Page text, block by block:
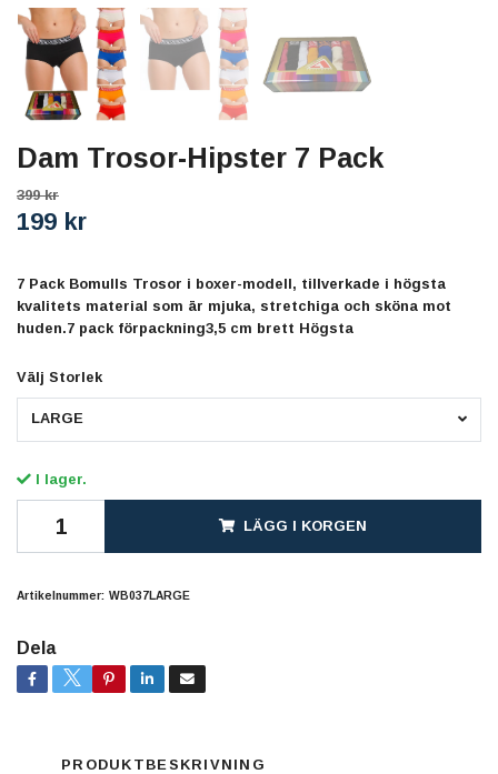
Dam Trosor-Hipster 7 Pack
399 kr
199 kr
7 Pack Bomulls Trosor i boxer-modell, tillverkade i högsta
kvalitets material som är mjuka, stretchiga och sköna mot
huden.7 pack förpackning3,5 cm brett Högsta
Välj Storlek
LARGE
I lager.
LÄGG I KORGEN
Artikelnummer: WB037LARGE
Dela
PRODUKTBESKRIVNING